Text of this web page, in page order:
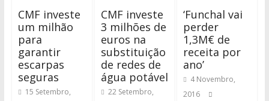
CMF investe
um milhão
para
garantir
escarpas
seguras
15 Setembro,
CMF investe
3 milhões de
euros na
substituição
de redes de
água potável
22 Setembro,
‘Funchal vai
perder
1,3M€ de
receita por
ano’
4 Novembro,
2016